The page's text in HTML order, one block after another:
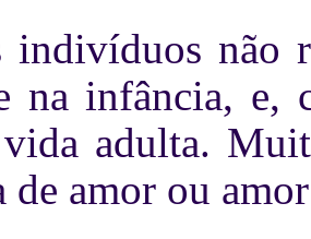
não
na infância, e,
adulta.
de amor ou